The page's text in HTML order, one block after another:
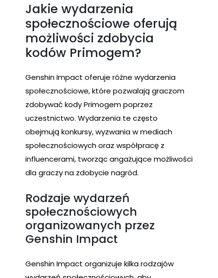
Jakie wydarzenia
społecznościowe oferują
możliwości zdobycia
kodów Primogem?
Genshin Impact oferuje różne wydarzenia
społecznościowe, które pozwalają graczom
zdobywać kody Primogem poprzez
uczestnictwo. Wydarzenia te często
obejmują konkursy, wyzwania w mediach
społecznościowych oraz współpracę z
influencerami, tworząc angażujące możliwości
dla graczy na zdobycie nagród.
Rodzaje wydarzeń
społecznościowych
organizowanych przez
Genshin Impact
Genshin Impact organizuje kilka rodzajów